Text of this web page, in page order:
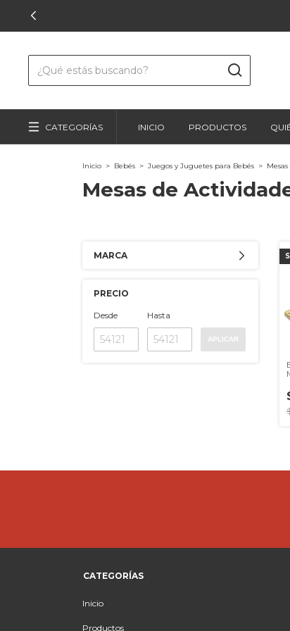
CATEGORÍAS INICIO PRODUCTOS
Inicio > Bebés > Juegos y Juguetes para Bebés >
Mesas de
MARCA
PRECIO
Desde Hasta
APLICAR
CATEGORÍAS
Inicio
Productos